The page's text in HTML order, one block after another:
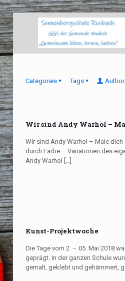
Categories Tags
Wir sind Andy Warhol –
Wir sind Andy Warhol – Male dich
durch Farbe – Variationen
Andy Warhol
[…]
Kunst-Projektwoche
Die Tage vom 2. – 05. Mai 2018
geprägt. In der ganzen Schule
gemalt, geklebt und gehämmert,